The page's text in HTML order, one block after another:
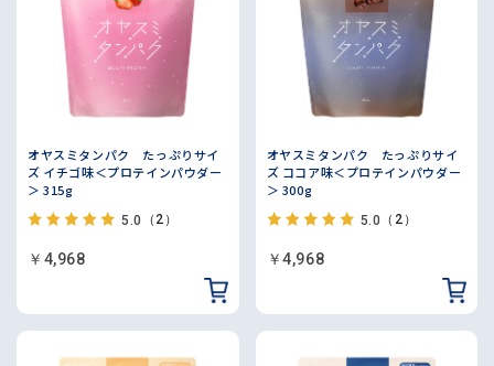
オヤスミタンパク たっぷりサイ
ズ イチゴ味＜プロテインパウダー
＞ 315g
5.0 （2）
￥4,968
オヤスミタンパク たっぷりサイ
ズ ココア味＜プロテインパウダー
＞ 300g
5.0 （2）
￥4,968